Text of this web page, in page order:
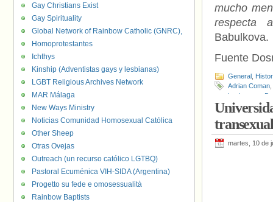
mucho
respecta
Babulkova.
Fuente
General
Adrian Coman
Lyubenova
Babulkova,
Reino Unido,
Violencia de
martes, 10 de
Gay Christians Exist
Gay Spirituality
Global Network of Rainbow Catholic (GNRC),
Homoprotestantes
Ichthys
Kinship (Adventistas gays y lesbianas)
LGBT Religious Archives Network
MAR Málaga
New Ways Ministry
Noticias Comunidad Homosexual Católica
Other Sheep
Otras Ovejas
Outreach (un recurso católico LGTBQ)
Pastoral Ecuménica VIH-SIDA (Argentina)
Progetto su fede e omosessualità
Rainbow Baptists